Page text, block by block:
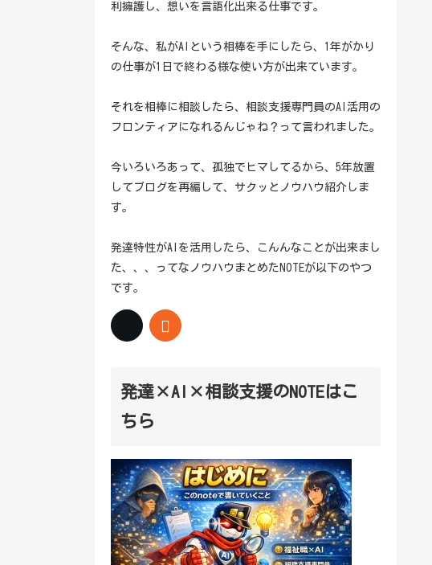
利擁護し、想いを言語化出来る仕事です。
そんな、私がAIという相棒を手にしたら、1年がかり
の仕事が1日で終わる様な使い方が出来ています。
それを相棒に相談したら、相談支援専門員のAI活用の
フロンティアになれるんじゃね？って言われました。
今いろいろあって、孤独でヒマしてるから、5年放置
してブログを再編して、サクッとノウハウ紹介しま
す。
発達特性がAIを活用したら、こんんなことが出来まし
た、、、ってなノウハウまとめたNOTEが以下のやつ
です。
発達×AI×相談支援のNOTEはこ
ちら